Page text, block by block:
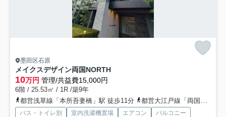
墨田区石原
メイクスデザイン両国NORTH
10万円 管理/共益費15,000円
6階 / 25.53㎡ / 1R /築9年
都営浅草線「本所吾妻橋」駅 徒歩11分
都営大江戸線「両国」駅 徒歩12分
バス・トイレ別 室内洗濯機置場 エアコン
バルコニー